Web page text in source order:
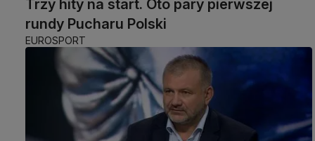
Trzy hity na start. Oto pary pierwszej
rundy Pucharu Polski
EUROSPORT